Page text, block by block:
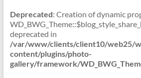
Deprecated: Creation of dynamic
deprecated in
/var/www/clients/client10/web25/
content/plugins/photo-
gallery/framework/